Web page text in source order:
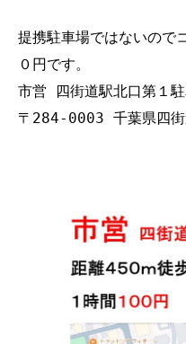
提携駐車場ではないので
０円です。
市営 四街道駅北口第１
〒284-0003 千葉県四街